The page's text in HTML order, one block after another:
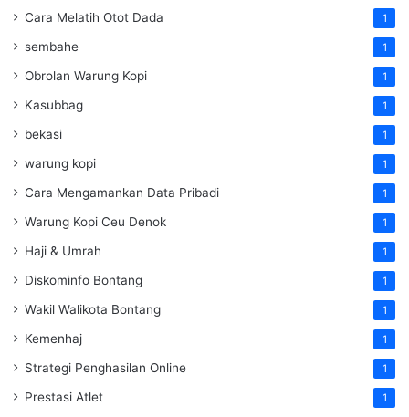
Cara Melatih Otot Dada 1
sembahe 1
Obrolan Warung Kopi 1
Kasubbag 1
bekasi 1
warung kopi 1
Cara Mengamankan Data Pribadi 1
Warung Kopi Ceu Denok 1
Haji & Umrah 1
Diskominfo Bontang 1
Wakil Walikota Bontang 1
Kemenhaj 1
Strategi Penghasilan Online 1
Prestasi Atlet 1